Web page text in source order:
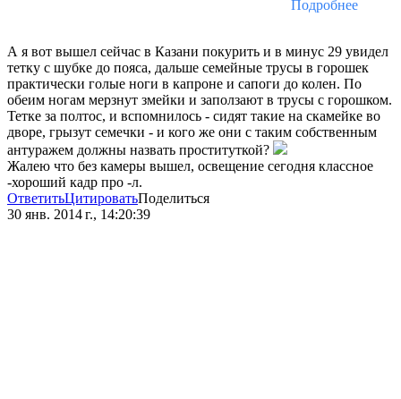
Подробнее
А я вот вышел сейчас в Казани покурить и в минус 29 увидел
тетку с шубке до пояса, дальше семейные трусы в горошек
практически голые ноги в капроне и сапоги до колен. По
обеим ногам мерзнут змейки и заползают в трусы с горошком.
Тетке за полтос, и вспомнилось - сидят такие на скамейке во
дворе, грызут семечки - и кого же они с таким собственным
антуражем должны назвать проституткой?
Жалею что без камеры вышел, освещение сегодня классное
-хороший кадр про -л.
ОтветитьЦитироватьПоделиться
30 янв. 2014 г., 14:20:39